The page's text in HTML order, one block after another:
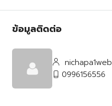
ข้อมูลติดต่อ
nichapa1web
0996156556